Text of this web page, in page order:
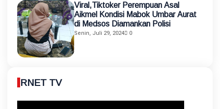
Viral,Tiktoker Perempuan Asal
Aikmel Kondisi Mabok Umbar Aurat
di Medsos Diamankan Polisi
Senin, Juli 29, 2024 0
RNET TV